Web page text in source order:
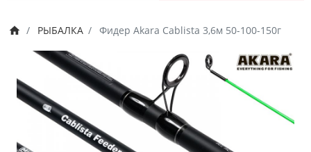
РЫБАЛКА Фидер Akara Cablista 3,6м 50-100-150г